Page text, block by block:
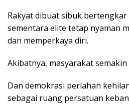
Rakyat dibuat sibuk
sementara elite tetap nyaman
dan memperkaya diri.
Akibatnya, masyarakat semakin
Dan demokrasi perlahan
sebagai ruang persatuan